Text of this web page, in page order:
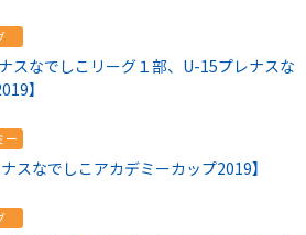
スなでしこリーグ１部、U-15プレナスな
】
ー
スなでしこアカデミーカップ2019】